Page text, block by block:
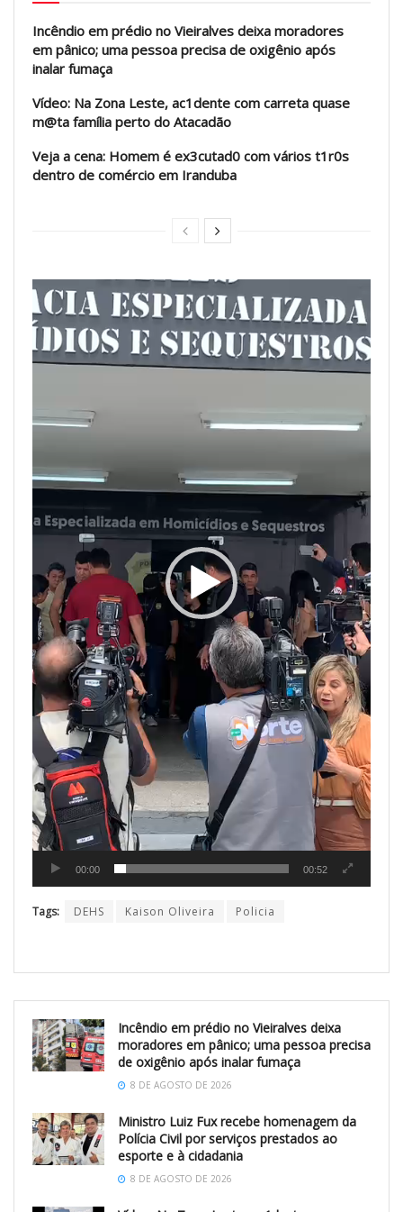
Incêndio em prédio no Vieiralves deixa moradores
em pânico; uma pessoa precisa de oxigênio após
inalar fumaça
Vídeo: Na Zona Leste, ac1dente com carreta quase
m@ta família perto do Atacadão
Veja a cena: Homem é ex3cutad0 com vários t1r0s
dentro de comércio em Iranduba
Tocador
de
vídeo
00:00 00:52
Tags: DEHS Kaison Oliveira Policia
Incêndio em prédio no Vieiralves deixa
moradores em pânico; uma pessoa precisa
de oxigênio após inalar fumaça
8 DE AGOSTO DE 2026
Ministro Luiz Fux recebe homenagem da
Polícia Civil por serviços prestados ao
esporte e à cidadania
8 DE AGOSTO DE 2026